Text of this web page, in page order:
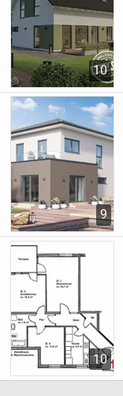
10
9
10